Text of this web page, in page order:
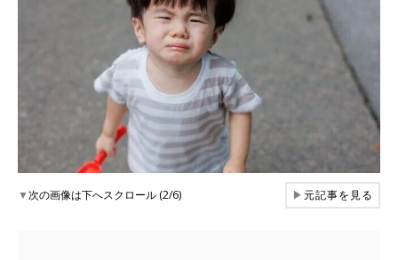
▼次の画像は下へスクロール (2/6) ▶元記事を見る